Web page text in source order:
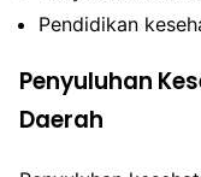
Pendidikan
Penyuluhan
Daerah